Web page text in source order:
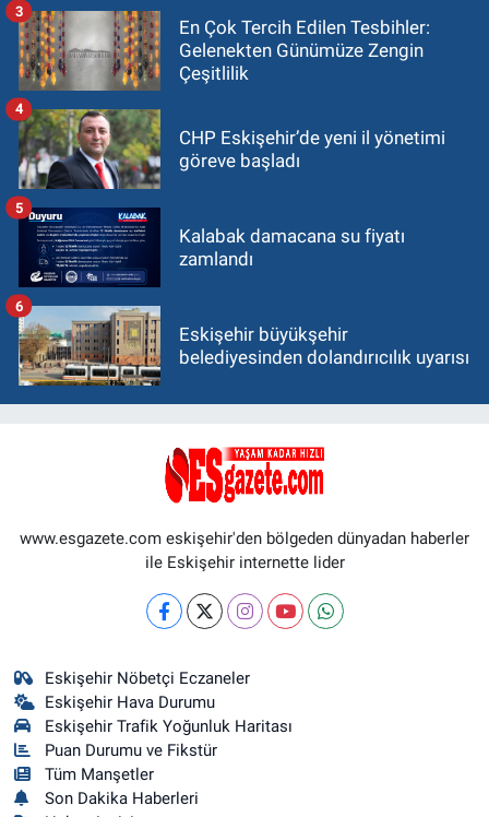
En Çok Tercih Edilen Tesbihler:
Gelenekten Günümüze Zengin
Çeşitlilik
3
CHP Eskişehir’de yeni il yönetimi
göreve başladı
4
Kalabak damacana su fiyatı
zamlandı
5
Eskişehir büyükşehir
belediyesinden dolandırıcılık uyarısı
6
www.esgazete.com eskişehir'den bölgeden dünyadan haberler
ile Eskişehir internette lider
Eskişehir Nöbetçi Eczaneler
Eskişehir Hava Durumu
Eskişehir Trafik Yoğunluk Haritası
Puan Durumu ve Fikstür
Tüm Manşetler
Son Dakika Haberleri